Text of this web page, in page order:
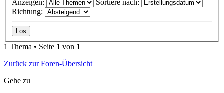
Anzeigen:
Sortiere nach:
Richtung:
1 Thema • Seite 1 von 1
Zurück zur Foren-Übersicht
Gehe zu